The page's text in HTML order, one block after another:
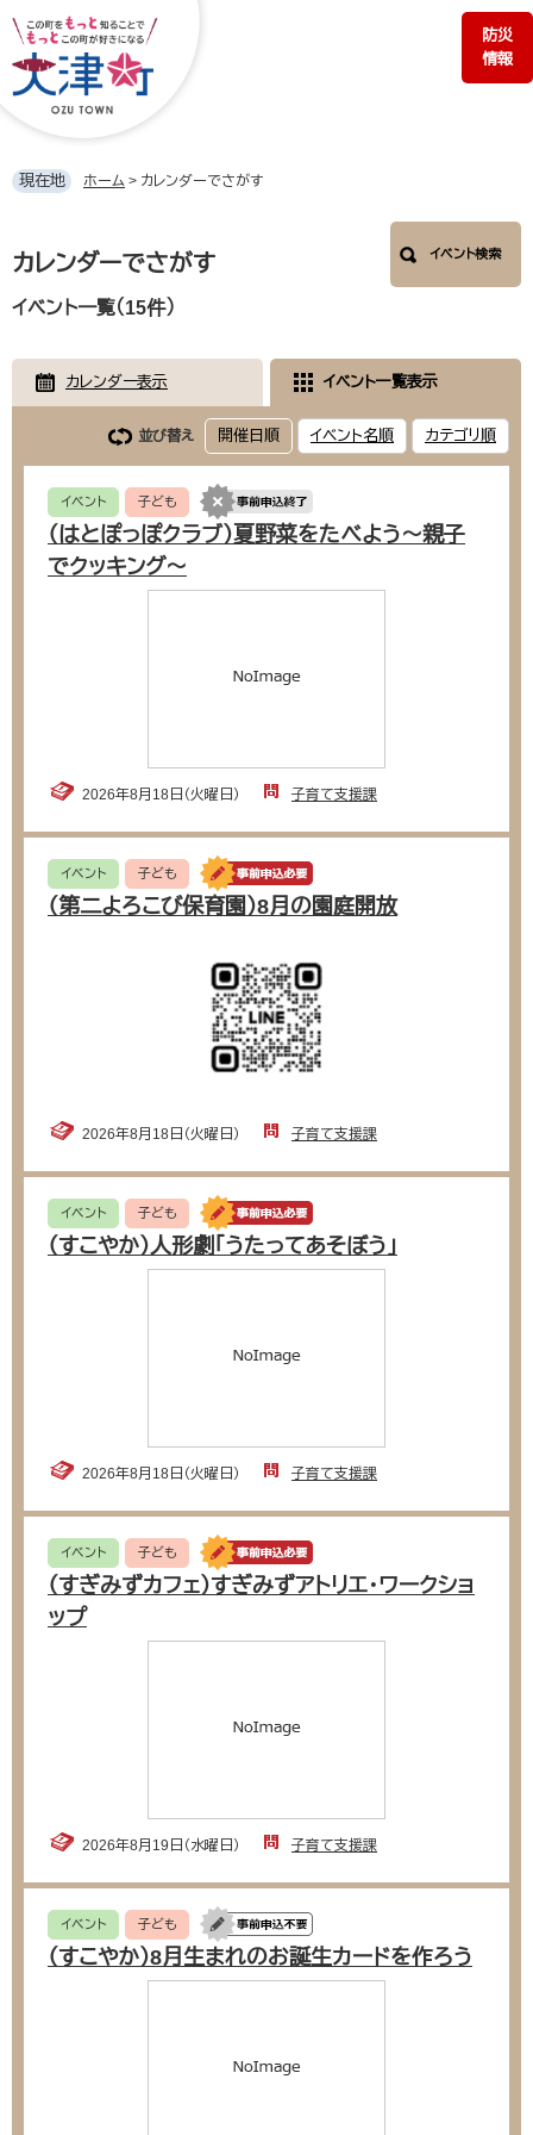
ジ
の
す。
ュ
ー
し
文
防災
情報
現在地 ホーム > カレンダーでさがす
文
カレンダーでさがす イベント検索
イベント一覧（15件）
カレンダー表示 イベント一覧表示
並び替え 開催日順 イベント名順 カテゴリ順
イベント 子ども
（はとぽっぽクラブ）夏野菜をたべよう〜親子
でクッキング〜
2026年8月18日（火曜日） 子育て支援課
イベント 子ども
（第二よろこび保育園）8月の園庭開放
2026年8月18日（火曜日） 子育て支援課
イベント 子ども
（すこやか）人形劇「うたってあそぼう」
2026年8月18日（火曜日） 子育て支援課
イベント 子ども
（すぎみずカフェ）すぎみずアトリエ・ワークショ
ップ
2026年8月19日（水曜日） 子育て支援課
イベント 子ども
（すこやか）8月生まれのお誕生カードを作ろう